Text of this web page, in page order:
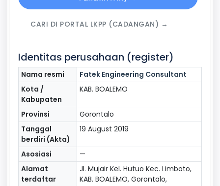
CARI DI PORTAL LKPP (CADANGAN) →
Identitas perusahaan (register)
Nama resmi
Fatek Engineering Consultant
Kota /
Kabupaten
KAB. BOALEMO
Provinsi
Gorontalo
Tanggal
berdiri (Akta)
19 August 2019
Asosiasi
—
Alamat
terdaftar
Jl. Mujair Kel. Hutuo Kec. Limboto,
KAB. BOALEMO, Gorontalo,